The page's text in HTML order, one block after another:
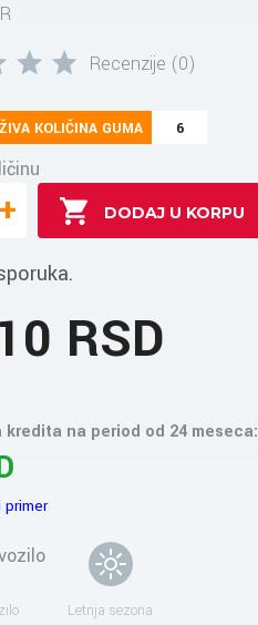
Recenzije (0)
KOLIČINA GUMA 6
+
RSD
na period od 24 meseca:
primer
Letnja sezona